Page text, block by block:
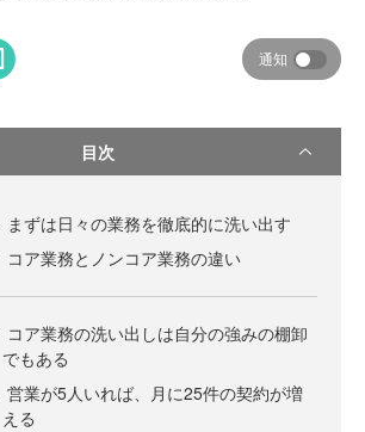
通知
目次
まずは日々の業務を徹底的に洗い出す
コア業務とノンコア業務の違い
コア業務の洗い出しは自分の強みの棚卸
でもある
営業が5人いれば、月に25件の契約が増
える